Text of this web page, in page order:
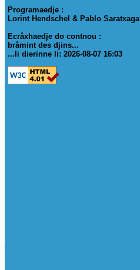
Programaedje :
Lorint Hendschel & Pablo Saratxaga
Ecråxhaedje do contnou :
bråmint des djins...
...li dierinne li: 2026-08-07 16:03